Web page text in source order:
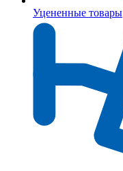
Уцененные товары